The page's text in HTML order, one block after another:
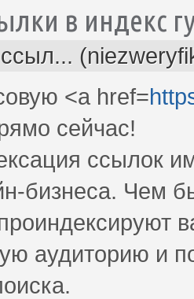
в индекс
<a href=
cейчас!
ссылок
бизнеса. Чем
аудиторию и